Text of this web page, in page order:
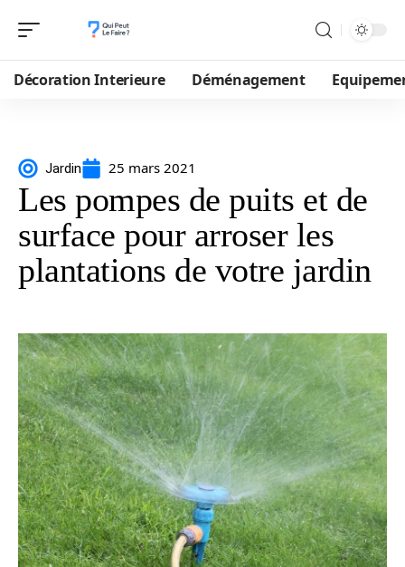
Décoration Interieure Déménagement
Jardin 25 mars 2021
Les pompes de puits et de
surface pour arroser les
plantations de votre jardin